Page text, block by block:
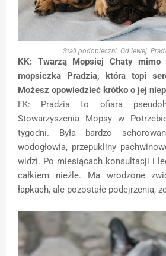
Stali podopieczni. Od lewej:
KK: Twarzą Mopsiej Chaty mimo
mopsiczka Pradzia, która topi
Możesz opowiedzieć krótko o jej
FK: Pradzia to ofiara
Stowarzyszenia Mopsy w
tygodni. Była bardzo
wodogłowia, przepukliny
widzi. Po miesiącach konsultacji i
całkiem nieźle. Ma wrodzone
łapkach, ale pozostałe podejrzenia,